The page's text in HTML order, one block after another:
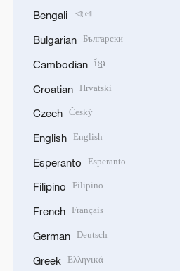
Bengali বাংলা
Bulgarian Български
Cambodian ខ្មែរ
Croatian Hrvatski
Czech Český
English English
Esperanto Esperanto
Filipino Filipino
French Français
German Deutsch
Greek Ελληνικά